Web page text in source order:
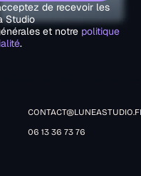
de recevoir les
Studio
et notre politique
.
06 13 36 73 76